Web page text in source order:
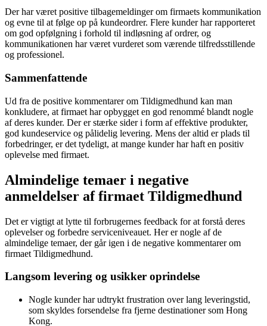
Der har været positive tilbagemeldinger om firmaets kommunikation
og evne til at følge op på kundeordrer. Flere kunder har rapporteret
om god opfølgning i forhold til indløsning af ordrer, og
kommunikationen har været vurderet som værende tilfredsstillende
og professionel.
Sammenfattende
Ud fra de positive kommentarer om Tildigmedhund kan man
konkludere, at firmaet har opbygget en god renommé blandt nogle
af deres kunder. Der er stærke sider i form af effektive produkter,
god kundeservice og pålidelig levering. Mens der altid er plads til
forbedringer, er det tydeligt, at mange kunder har haft en positiv
oplevelse med firmaet.
Almindelige temaer i negative
anmeldelser af firmaet Tildigmedhund
Det er vigtigt at lytte til forbrugernes feedback for at forstå deres
oplevelser og forbedre serviceniveauet. Her er nogle af de
almindelige temaer, der går igen i de negative kommentarer om
firmaet Tildigmedhund.
Langsom levering og usikker oprindelse
Nogle kunder har udtrykt frustration over lang leveringstid,
som skyldes forsendelse fra fjerne destinationer som Hong
Kong.